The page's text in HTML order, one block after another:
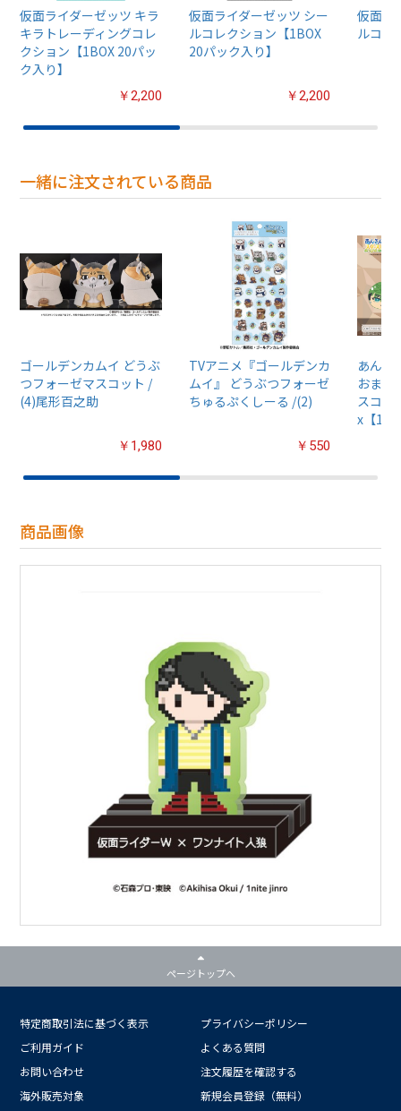
仮面ライダーゼッツ キラ
キラトレーディングコレ
クション【1BOX 20パッ
ク入り】
￥2,200
仮面ライダーゼッツ シー
ルコレクション【1BOX
20パック入り】
￥2,200
仮面ラ
ルコレ
一緒に注文されている商品
ゴールデンカムイ どうぶ
つフォーゼマスコット /
(4)尾形百之助
￥1,980
TVアニメ『ゴールデンカ
ムイ』 どうぶつフォーゼ
ちゅるぷくしーる /(2)
￥550
あんさ
おまん
スコッ
x【
商品画像
ページトップへ
特定商取引法に基づく表示
プライバシーポリシー
ご利用ガイド
よくある質問
お問い合わせ
注文履歴を確認する
海外販売対象
新規会員登録（無料）